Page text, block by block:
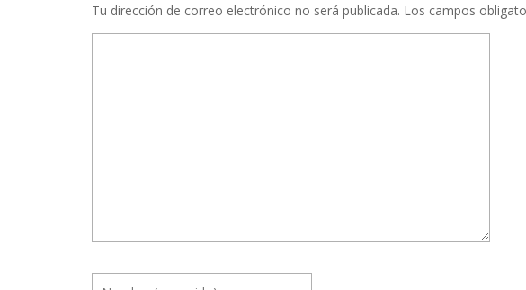
Tu dirección de correo electrónico no será publicada. Los campos